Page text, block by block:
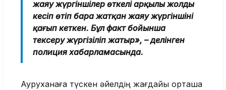
жаяу жүргіншілер өткелі арқылы жолды
кесіп өтіп бара жатқан жаяу жүргіншіні
қағып кеткен. Бұл факт бойынша
тексеру жүргізіліп жатыр», – делінген
полиция хабарламасында.
Ауруханаға түскен әйелдің жағдайы орташа